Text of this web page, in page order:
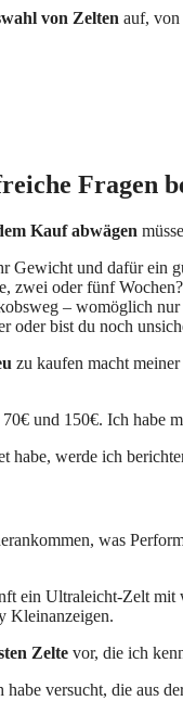
von Zelten auf, von
Fragen
Kauf abwägen
Gewicht und dafür ein
zwei oder fünf Wochen?
– womöglich
oder bist du noch
zu kaufen macht
und 150€. Ich habe
habe, werde ich
was
ein Ultraleicht-Zelt
Kleinanzeigen.
Zelte vor, die ich
versucht, die aus